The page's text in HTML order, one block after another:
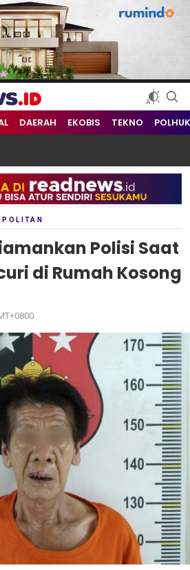
Terbaru Hari ini dari Indonesia dan Dunia
DAERAH EKOBIS TEKNO
Polisi Saat
di Rumah Kosong